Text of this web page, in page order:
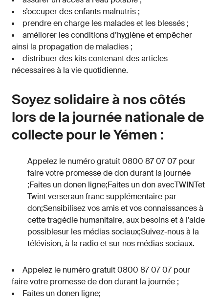
s’occuper des enfants malnutris ;
prendre en charge les malades et les blessés ;
améliorer les conditions d’hygiène et empêcher
ainsi la propagation de maladies ;
distribuer des kits contenant des articles
nécessaires à la vie quotidienne.
Soyez solidaire à nos côtés
lors de la journée nationale de
collecte pour le Yémen :
Appelez le numéro gratuit 0800 87 07 07 pour
faire votre promesse de don durant la journée
;Faites un donen ligne;Faites un don avecTWINTet
Twint verseraun franc supplémentaire par
don;Sensibilisez vos amis et vos connaissances à
cette tragédie humanitaire, aux besoins et à l’aide
possiblesur les médias sociaux;Suivez-nous à la
télévision, à la radio et sur nos médias sociaux.
Appelez le numéro gratuit 0800 87 07 07 pour
faire votre promesse de don durant la journée ;
Faites un donen ligne;